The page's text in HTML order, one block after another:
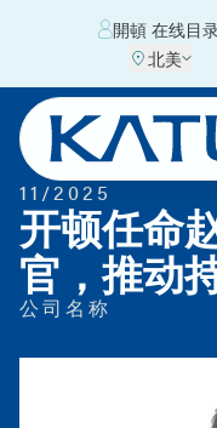
開頓 在线目
北美
11/2025
开顿任命
官，推动
公司名称